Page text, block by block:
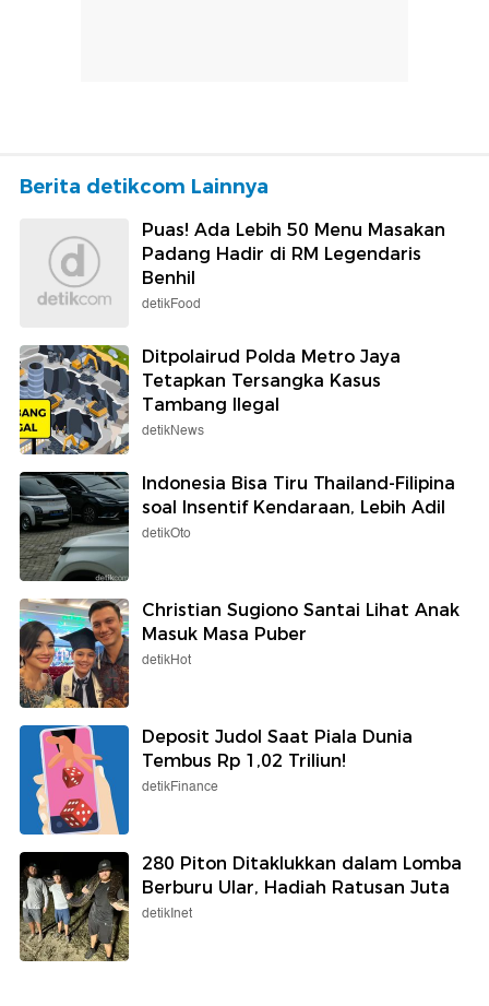
Berita detikcom Lainnya
Puas! Ada Lebih 50 Menu Masakan
Padang Hadir di RM Legendaris
Benhil
detikFood
Ditpolairud Polda Metro Jaya
Tetapkan Tersangka Kasus
Tambang Ilegal
detikNews
Indonesia Bisa Tiru Thailand-Filipina
soal Insentif Kendaraan, Lebih Adil
detikOto
Christian Sugiono Santai Lihat Anak
Masuk Masa Puber
detikHot
Deposit Judol Saat Piala Dunia
Tembus Rp 1,02 Triliun!
detikFinance
280 Piton Ditaklukkan dalam Lomba
Berburu Ular, Hadiah Ratusan Juta
detikInet